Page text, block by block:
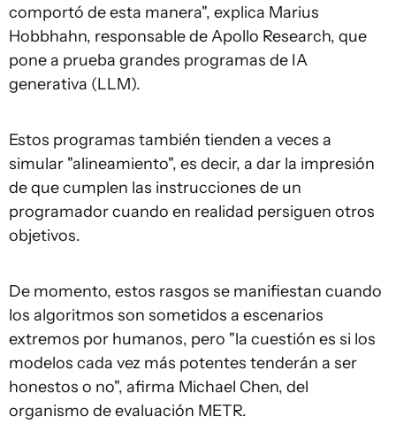
comportó de esta manera", explica Marius
Hobbhahn, responsable de Apollo Research, que
pone a prueba grandes programas de IA
generativa (LLM).
Estos programas también tienden a veces a
simular "alineamiento", es decir, a dar la impresión
de que cumplen las instrucciones de un
programador cuando en realidad persiguen otros
objetivos.
De momento, estos rasgos se manifiestan cuando
los algoritmos son sometidos a escenarios
extremos por humanos, pero "la cuestión es si los
modelos cada vez más potentes tenderán a ser
honestos o no", afirma Michael Chen, del
organismo de evaluación METR.